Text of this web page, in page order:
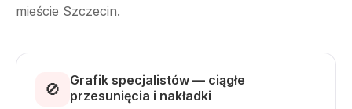
mieście Szczecin.
🚫
Grafik specjalistów — ciągłe
przesunięcia i nakładki